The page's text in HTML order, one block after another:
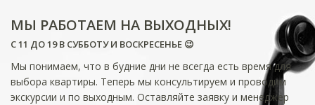
МЫ РАБОТАЕМ НА ВЫХОДНЫХ!
С 11 ДО 19 В СУББОТУ И ВОСКРЕСЕНЬЕ 😉
Мы понимаем, что в будние дни не всегда есть время для
выбора квартиры. Теперь мы консультируем и проводим
экскурсии и по выходным. Оставляйте заявку и менеджер